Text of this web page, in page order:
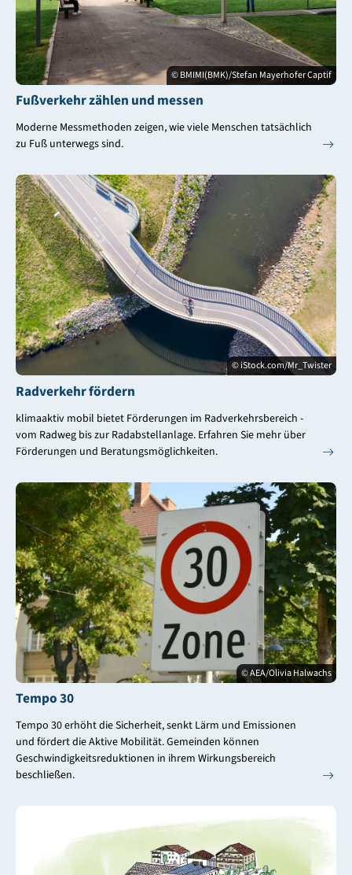
© BMIMI(BMK)/Stefan Mayerhofer Captif
Fußverkehr zählen und messen
Moderne Messmethoden zeigen, wie viele Menschen tatsächlich
zu Fuß unterwegs sind.
© iStock.com/Mr_Twister
Radverkehr fördern
klimaaktiv mobil bietet Förderungen im Radverkehrsbereich -
vom Radweg bis zur Radabstellanlage. Erfahren Sie mehr über
Förderungen und Beratungsmöglichkeiten.
© AEA/Olivia Halwachs
Tempo 30
Tempo 30 erhöht die Sicherheit, senkt Lärm und Emissionen
und fördert die Aktive Mobilität. Gemeinden können
Geschwindigkeitsreduktionen in ihrem Wirkungsbereich
beschließen.